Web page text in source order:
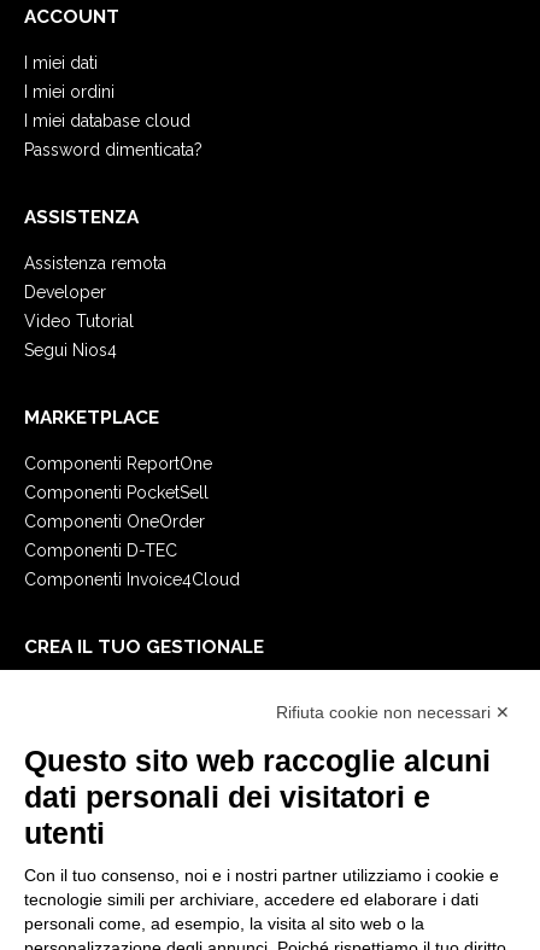
ACCOUNT
I miei dati
I miei ordini
I miei database cloud
Password dimenticata?
ASSISTENZA
Assistenza remota
Developer
Video Tutorial
Segui Nios4
MARKETPLACE
Componenti ReportOne
Componenti PocketSell
Componenti OneOrder
Componenti D-TEC
Componenti Invoice4Cloud
CREA IL TUO GESTIONALE
E-Book
Blog
NOTE LEGALI
Informative Privacy
Security Policy
Rifiuta cookie non necessari ✕
Questo sito web raccoglie alcuni
dati personali dei visitatori e
utenti
Con il tuo consenso, noi e i nostri partner utilizziamo i cookie e
tecnologie simili per archiviare, accedere ed elaborare i dati
personali come, ad esempio, la visita al sito web o la